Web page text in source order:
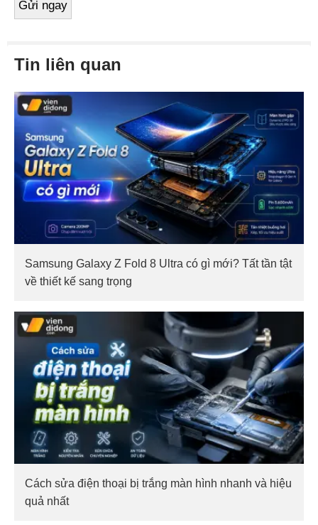
Tin liên quan
Samsung Galaxy Z Fold 8 Ultra có gì mới? Tất tần tật
về thiết kế sang trọng
Cách sửa điện thoại bị trắng màn hình nhanh và hiệu
quả nhất